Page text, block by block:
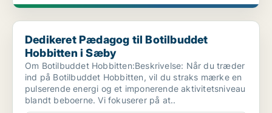
Dedikeret Pædagog til Botilbuddet Hobbitten i Sæby
Dedikeret Pædagog til Botilbuddet
Hobbitten i Sæby
Om Botilbuddet Hobbitten:Beskrivelse: Når du træder
ind på Botilbuddet Hobbitten, vil du straks mærke en
pulserende energi og et imponerende aktivitetsniveau
blandt beboerne. Vi fokuserer på at..